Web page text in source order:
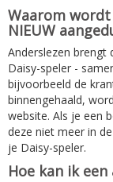
Waarom
NIEUW
Anderslezen brengt
Daisy-speler -
bijvoorbeeld de
binnengehaald,
website. Als je een
deze niet meer in
je Daisy-speler.
Hoe kan ik